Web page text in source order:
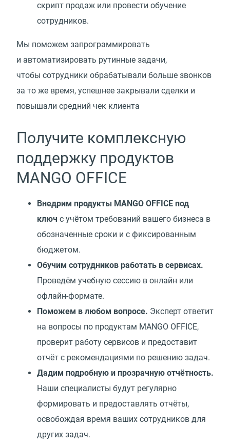
скрипт продаж или провести обучение
сотрудников.
Мы поможем запрограммировать
и автоматизировать рутинные задачи,
чтобы сотрудники обрабатывали больше звонков
за то же время, успешнее закрывали сделки и
повышали средний чек клиента
Получите комплексную
поддержку продуктов
MANGO OFFICE
Внедрим продукты MANGO OFFICE под
ключ с учётом требований вашего бизнеса в
обозначенные сроки и с фиксированным
бюджетом.
Обучим сотрудников работать в сервисах.
Проведём учебную сессию в онлайн или
офлайн-формате.
Поможем в любом вопросе. Эксперт ответит
на вопросы по продуктам MANGO OFFICE,
проверит работу сервисов и предоставит
отчёт с рекомендациями по решению задач.
Дадим подробную и прозрачную отчётность.
Наши специалисты будут регулярно
формировать и предоставлять отчёты,
освобождая время ваших сотрудников для
других задач.